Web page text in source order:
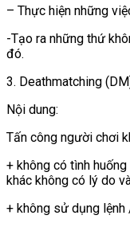
– Thực hiện những
-Tạo ra những thứ
đó.
3. Deathmatching
Nội dung:
Tấn công người chơi
+ không có tình
khác không có lý do
+ không sử dụng